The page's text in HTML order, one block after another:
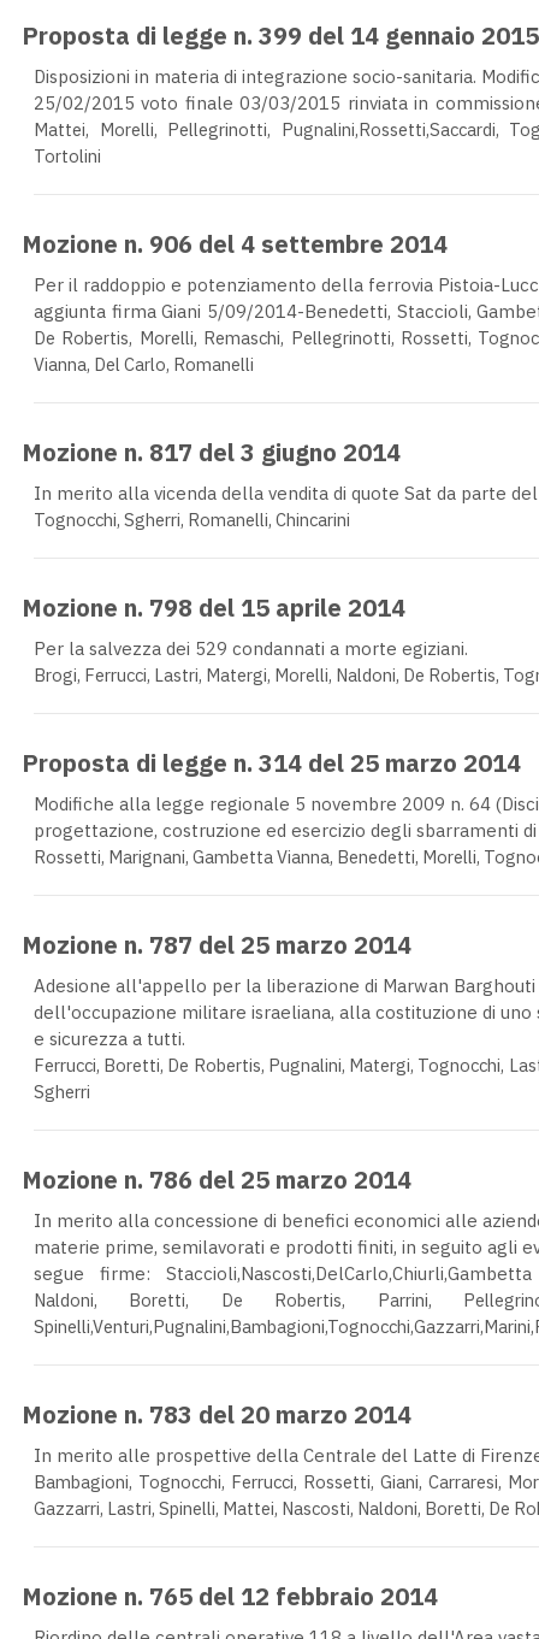
Proposta di legge n. 399 del 14 gennaio 2015
Disposizioni in materia di integrazione socio-sanitaria.
25/02/2015 voto finale 03/03/2015 rinviata in
Mattei, Morelli, Pellegrinotti, Pugnalini,Rossetti,Saccardi,
Tortolini
Mozione n. 906 del 4 settembre 2014
Per il raddoppio e potenziamento della ferrovia Pistoia-
aggiunta firma Giani 5/09/2014-Benedetti, Staccioli,
De Robertis, Morelli, Remaschi, Pellegrinotti, Rossetti,
Vianna, Del Carlo, Romanelli
Mozione n. 817 del 3 giugno 2014
In merito alla vicenda della vendita di quote Sat da parte
Tognocchi, Sgherri, Romanelli, Chincarini
Mozione n. 798 del 15 aprile 2014
Per la salvezza dei 529 condannati a morte egiziani.
Brogi, Ferrucci, Lastri, Matergi, Morelli, Naldoni, De Robertis,
Proposta di legge n. 314 del 25 marzo 2014
Modifiche alla legge regionale 5 novembre 2009 n. 64
progettazione, costruzione ed esercizio degli sbarramenti
Rossetti, Marignani, Gambetta Vianna, Benedetti, Morelli,
Mozione n. 787 del 25 marzo 2014
Adesione all'appello per la liberazione di Marwan
dell'occupazione militare israeliana, alla costituzione di
e sicurezza a tutti.
Ferrucci, Boretti, De Robertis, Pugnalini, Matergi, Tognocchi,
Sgherri
Mozione n. 786 del 25 marzo 2014
In merito alla concessione di benefici economici alle
materie prime, semilavorati e prodotti finiti, in seguito agli
segue firme:
Naldoni, Boretti, De Robertis, Parrini,
Mozione n. 783 del 20 marzo 2014
In merito alle prospettive della Centrale del Latte di
Bambagioni, Tognocchi, Ferrucci, Rossetti, Giani, Carraresi,
Gazzarri, Lastri, Spinelli, Mattei, Nascosti, Naldoni, Boretti, De
Mozione n. 765 del 12 febbraio 2014